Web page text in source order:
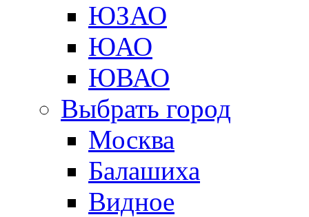
ЮЗАО
ЮАО
ЮВАО
Выбрать город
Москва
Балашиха
Видное